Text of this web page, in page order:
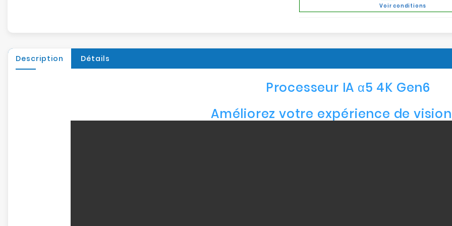
Voir conditions
Description Détails
Processeur IA α5 4K Gen6
Améliorez votre expérience de